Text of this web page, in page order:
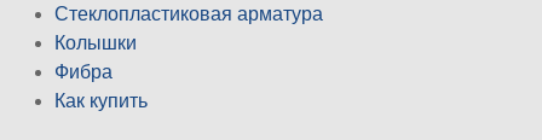
Стеклопластиковая арматура
Колышки
Фибра
Как купить